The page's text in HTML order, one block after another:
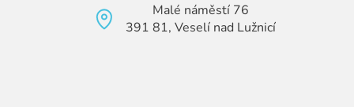
Malé náměstí 76
391 81, Veselí nad Lužnicí